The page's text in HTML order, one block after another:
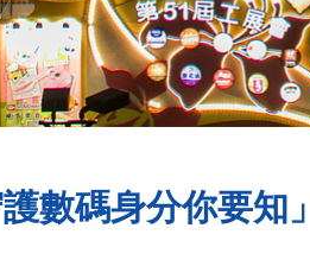
數碼身分你要